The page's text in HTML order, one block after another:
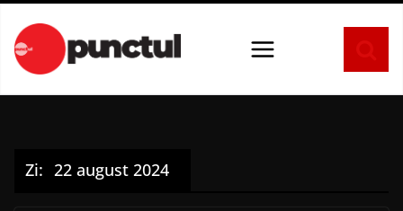
conținut
Zi: 22 august 2024